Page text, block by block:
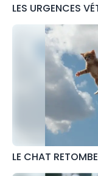
LES URGENCES
LE CHAT